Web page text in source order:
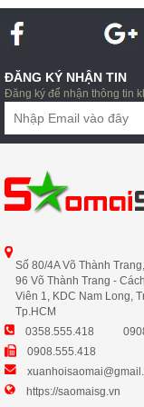
ĐĂNG KÝ NHẬN TIN
Đăng ký để nhận thông tin
Số 80/4A Võ Thành
96 Võ Thành Trang -
Viên 1, KDC Nam Long,
Tp.HCM
0358.555.418
0908.555.418
https://saomaisg.vn